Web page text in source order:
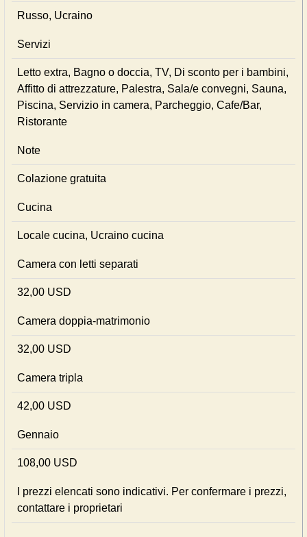
Russo, Ucraino
Servizi
Letto extra, Bagno o doccia, TV, Di sconto per i bambini,
Affitto di attrezzature, Palestra, Sala/e convegni, Sauna,
Piscina, Servizio in camera, Parcheggio, Cafe/Bar,
Ristorante
Note
Colazione gratuita
Cucina
Locale cucina, Ucraino cucina
Camera con letti separati
32,00 USD
Camera doppia-matrimonio
32,00 USD
Camera tripla
42,00 USD
Gennaio
108,00 USD
I prezzi elencati sono indicativi. Per confermare i prezzi,
contattare i proprietari